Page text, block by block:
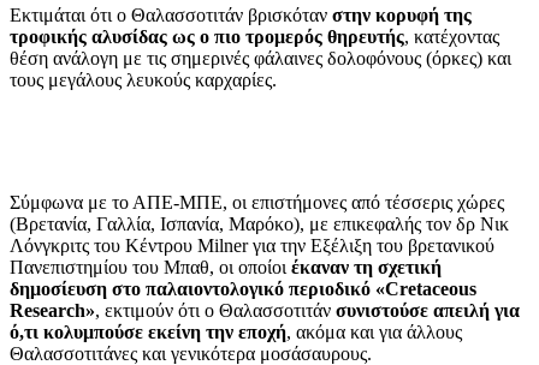
Εκτιμάται ότι ο Θαλασσοτιτάν βρισκόταν στην κορυφή της
τροφικής αλυσίδας ως ο πιο τρομερός θηρευτής, κατέχοντας
θέση ανάλογη με τις σημερινές φάλαινες δολοφόνους (όρκες) και
τους μεγάλους λευκούς καρχαρίες.
Σύμφωνα με το ΑΠΕ-ΜΠΕ, οι επιστήμονες από τέσσερις χώρες
(Βρετανία, Γαλλία, Ισπανία, Μαρόκο), με επικεφαλής τον δρ Νικ
Λόνγκριτς του Κέντρου Milner για την Εξέλιξη του βρετανικού
Πανεπιστημίου του Μπαθ, οι οποίοι έκαναν τη σχετική
δημοσίευση στο παλαιοντολογικό περιοδικό «Cretaceous
Research», εκτιμούν ότι ο Θαλασσοτιτάν συνιστούσε απειλή για
ό,τι κολυμπούσε εκείνη την εποχή, ακόμα και για άλλους
Θαλασσοτιτάνες και γενικότερα μοσάσαυρους.